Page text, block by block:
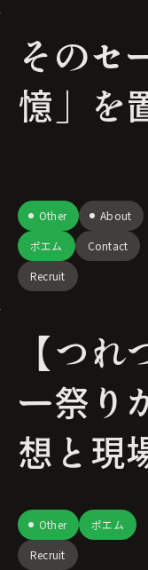
そのセ
憶」を
Other
About
ポエム
Contact
Recruit
【つ
ー祭り
想と現
マリア
Other
ポエム
Recruit